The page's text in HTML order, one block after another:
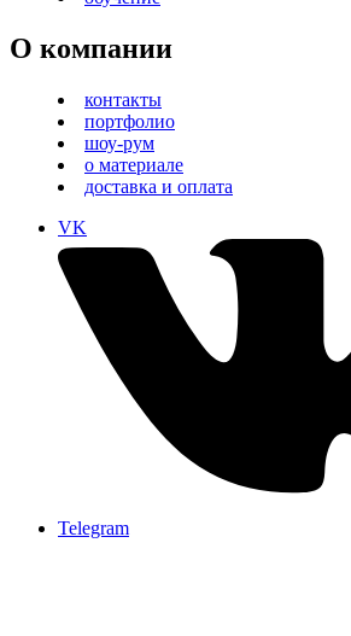
О компании
контакты
портфолио
шоу-рум
о материале
доставка и оплата
VK
Telegram